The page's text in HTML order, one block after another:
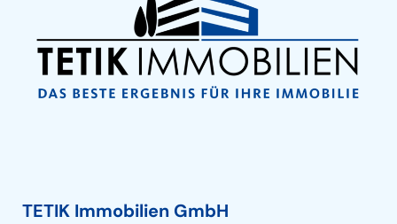
TETIK Immobilien GmbH